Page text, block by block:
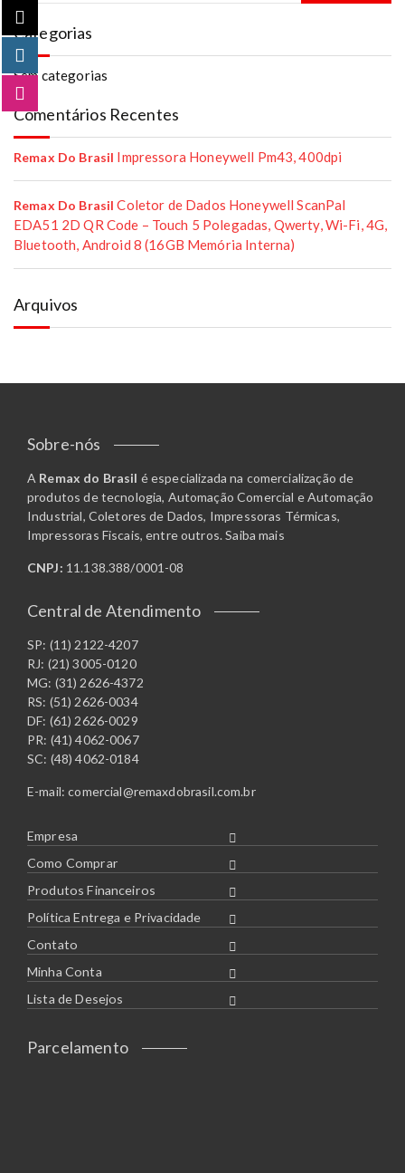
Categorias
Sem categorias
Comentários Recentes
Remax Do Brasil Impressora Honeywell Pm43, 400dpi
Remax Do Brasil Coletor de Dados Honeywell ScanPal
EDA51 2D QR Code – Touch 5 Polegadas, Qwerty, Wi-Fi, 4G,
Bluetooth, Android 8 (16GB Memória Interna)
Arquivos
Sobre-nós
A Remax do Brasil é especializada na comercialização de
produtos de tecnologia, Automação Comercial e Automação
Industrial, Coletores de Dados, Impressoras Térmicas,
Impressoras Fiscais, entre outros.Saiba mais
CNPJ: 11.138.388/0001-08
Central de Atendimento
SP: (11) 2122-4207
RJ: (21) 3005-0120
MG: (31) 2626-4372
RS: (51) 2626-0034
DF: (61) 2626-0029
PR: (41) 4062-0067
SC: (48) 4062-0184
E-mail:comercial@remaxdobrasil.com.br
Empresa
Como Comprar
Produtos Financeiros
Política Entrega e Privacidade
Contato
Minha Conta
Lista de Desejos
Parcelamento